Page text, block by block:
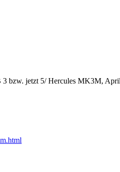
bzw. jetzt 5/ Hercules MK3M,